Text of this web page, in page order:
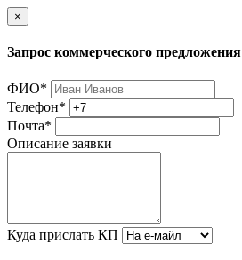
×
Запрос коммерческого предложения
ФИО*
Телефон*
Почта*
Описание заявки
Куда прислать КП